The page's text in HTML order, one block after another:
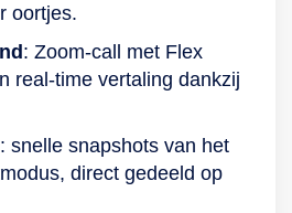
oortjes.
: Zoom-call met Flex
real‑time vertaling dankzij
: snelle snapshots van het
direct gedeeld op